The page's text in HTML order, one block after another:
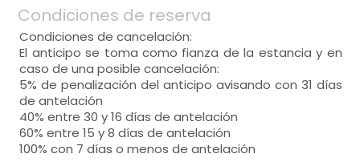
bonitas vistas,
- Habitación con cuarto de baño (con ducha
en vez de baño). Incluye:
WC,
lavabo,
ducha,
secador de pelo,
toallas,
Calefacción,
armario,
bonitas vistas,
- Habitación con cuarto de baño (con ducha
en vez de baño). Incluye:
WC,
lavabo,
ducha,
secador de pelo,
toallas,
- cama de matrimonio (160x200 cm.)
Calefacción,
armario,
terraza-solarium,
bonitas vistas,
- Habitación con cuarto de baño (con ducha
en vez de baño). Incluye:
Distribución:
salón comedor
-sofá dos plazas, cama supletoria para 1
persona = 2, sillas = 4, mesa de centro, mesa
de comedor,
- tv,
- calefacción,
cocina
- cocina abierta al salón
Condiciones de reserva
Condiciones de cancelación:
El anticipo se toma como fianza de la estancia y en
caso de una posible cancelación:
5% de penalización del anticipo avisando con 31 días
de antelación
40% entre 30 y 16 días de antelación
60% entre 15 y 8 días de antelación
100% con 7 días o menos de antelación